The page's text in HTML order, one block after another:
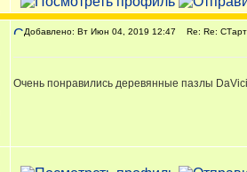
Добавлено: Вт Июн 04, 2019 12:47 Re: Re:
Очень понравились деревянные пазлы